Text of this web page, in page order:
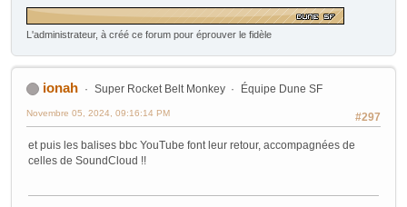
L'administrateur, à créé ce forum pour éprouver le fidèle
ionah Super Rocket Belt Monkey Équipe Dune SF
#297
Novembre 05, 2024, 09:16:14 PM
et puis les balises bbc YouTube font leur retour, accompagnées de
celles de SoundCloud !!